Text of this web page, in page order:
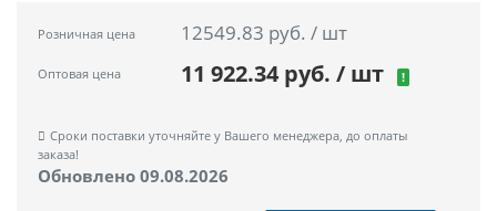
Розничная цена 12549.83 руб. / шт
Оптовая цена 11 922.34 руб. / шт !
Сроки поставки уточняйте у Вашего менеджера, до оплаты
заказа!
Обновлено 09.08.2026